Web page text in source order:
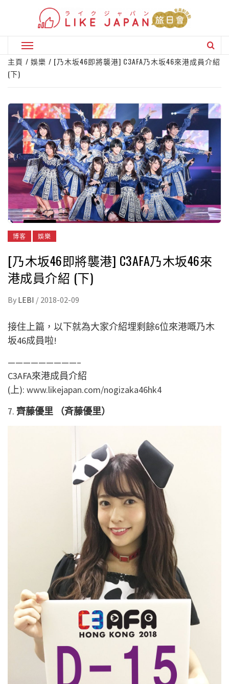
Primary
Menu
主頁 娛樂
[乃木坂46即將襲港] C3AFA乃木坂46來港成員介紹
(下)
博客 娛樂
[乃木坂46即將襲港] C3AFA乃木坂46來
港成員介紹 (下)
By LEBI / 2018-02-09
接住上篇，以下就為大家介紹埋剩餘6位來港嘅乃木
坂46成員啦!
—————————–
C3AFA來港成員介紹
(上): www.likejapan.com/nogizaka46hk4
7. 齊藤優里 （斉藤優里）